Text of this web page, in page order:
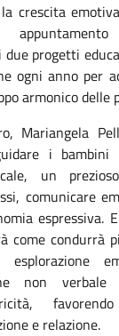
crescita
due progetti
ogni anno per
armonico delle
Mariangela
i bambini
un
comunicare
espressiva.
come condurrà
non
e relazione.